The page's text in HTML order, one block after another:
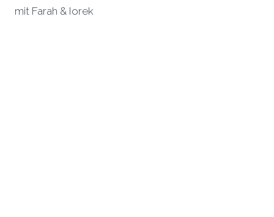
mit Farah & Iorek